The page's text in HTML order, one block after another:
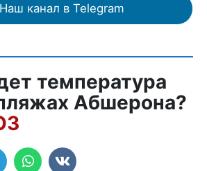
Наш канал в Telegram
температура
Абшерона?